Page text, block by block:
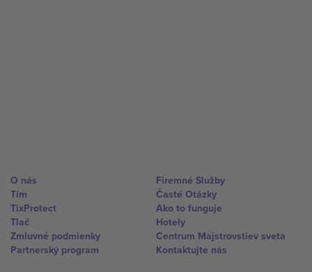
O nás
Tím
TixProtect
Tlač
Zmluvné podmienky
Partnerský program
Firemné Služby
Časté Otázky
Ako to funguje
Hotely
Centrum Majstrovstiev sveta
Kontaktujte nás